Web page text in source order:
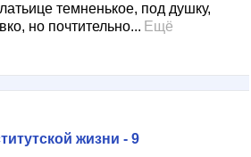
темненькое, под душку,
но почтительно... Ещё
жизни - 9